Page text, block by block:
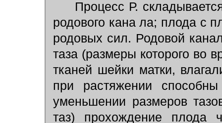
Процесс Р.
родового кана ла; плода с
родовых сил. Родовой
таза (размеры которого во
тканей шейки матки,
при растяжении
уменьшении размеров
таз) прохождение плода